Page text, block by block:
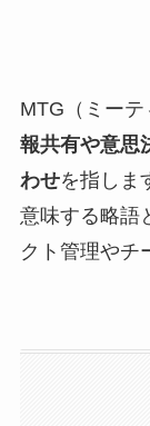
MTG（ミーテ
報共有や意思
わせを指しま
意味する略語
クト管理やチ